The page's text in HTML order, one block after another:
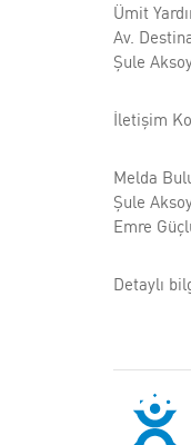
Ümit
Av.
Şule
İletişim
Melda
Şule
Emre
Detaylı